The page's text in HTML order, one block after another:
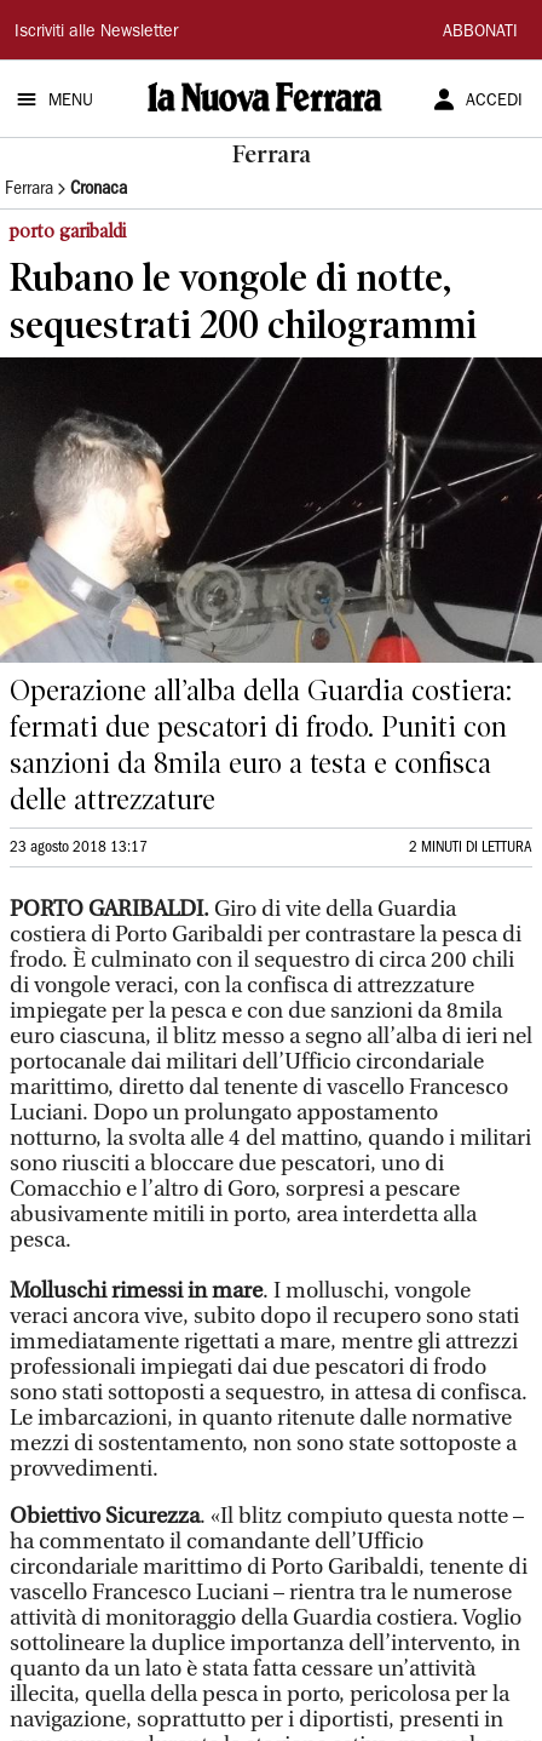
La
Nuova
Ferrara
Iscriviti alle Newsletter ABBONATI
MENU ACCEDI
Ferrara
Ferrara Cronaca
porto garibaldi
Rubano le vongole di notte,
sequestrati 200 chilogrammi
Operazione all’alba della Guardia costiera:
fermati due pescatori di frodo. Puniti con
sanzioni da 8mila euro a testa e confisca
delle attrezzature
23 agosto 2018 13:17 2 MINUTI DI LETTURA
PORTO GARIBALDI.Giro di vite della Guardia
costiera di Porto Garibaldi per contrastare la pesca di
frodo. È culminato con il sequestro di circa 200 chili
di vongole veraci, con la confisca di attrezzature
impiegate per la pesca e con due sanzioni da 8mila
euro ciascuna, il blitz messo a segno all’alba di ieri nel
portocanale dai militari dell’Ufficio circondariale
marittimo, diretto dal tenente di vascello Francesco
Luciani. Dopo un prolungato appostamento
notturno, la svolta alle 4 del mattino, quando i militari
sono riusciti a bloccare due pescatori, uno di
Comacchio e l’altro di Goro, sorpresi a pescare
abusivamente mitili in porto, area interdetta alla
pesca.
Molluschi rimessi in mare. I molluschi, vongole
veraci ancora vive, subito dopo il recupero sono stati
immediatamente rigettati a mare, mentre gli attrezzi
professionali impiegati dai due pescatori di frodo
sono stati sottoposti a sequestro, in attesa di confisca.
Le imbarcazioni, in quanto ritenute dalle normative
mezzi di sostentamento, non sono state sottoposte a
provvedimenti.
Obiettivo Sicurezza. «Il blitz compiuto questa notte –
ha commentato il comandante dell’Ufficio
circondariale marittimo di Porto Garibaldi, tenente di
vascello Francesco Luciani – rientra tra le numerose
attività di monitoraggio della Guardia costiera. Voglio
sottolineare la duplice importanza dell’intervento, in
quanto da un lato è stata fatta cessare un’attività
illecita, quella della pesca in porto, pericolosa per la
navigazione, soprattutto per i diportisti, presenti in